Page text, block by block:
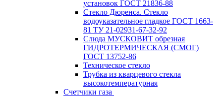
установок ГОСТ 21836-88
Стекло Дюренса. Стекло
водоуказательное гладкое ГОСТ 1663-
81 ТУ 21-02931-67-32-92
Слюда МУСКОВИТ обрезная
ГИДРОТЕРМИЧЕСКАЯ (СМОГ)
ГОСТ 13752-86
Техническое стекло
Трубка из кварцевого стекла
высокотемпературная
Счетчики газа